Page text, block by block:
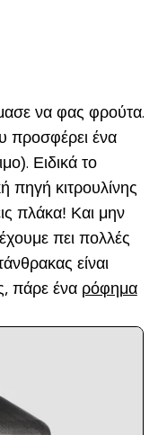
να φας φρούτα.
προσφέρει ένα
Ειδικά το
πηγή κιτρουλίνης
πλάκα! Και μην
πει πολλές
είναι
πάρε ένα ρόφημα